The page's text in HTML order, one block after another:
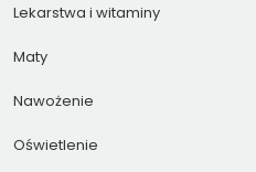
Lekarstwa i witaminy
Maty
Nawożenie
Oświetlenie